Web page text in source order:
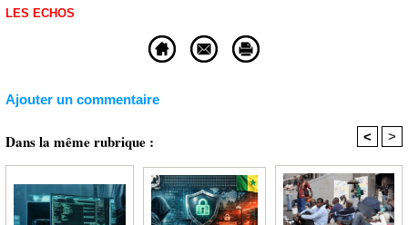
LES ECHOS
Ajouter un commentaire
Dans la même rubrique : < >